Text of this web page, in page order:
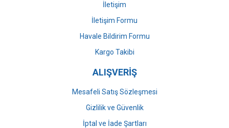
Gönder
İletişim
İletişim Formu
Havale Bildirim Formu
Kargo Takibi
ALIŞVERİŞ
Mesafeli Satış Sözleşmesi
Gizlilik ve Güvenlik
İptal ve İade Şartları